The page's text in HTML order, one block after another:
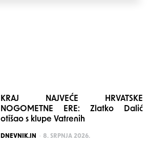
KRAJ NAJVEĆE HRVATSKE
NOGOMETNE ERE: Zlatko Dalić
otišao s klupe Vatrenih
POSTED
DNEVNIK.IN 8. SRPNJA 2026.